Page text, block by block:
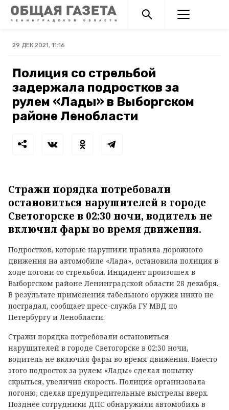
29 ДЕК 2021, 11:16
Полиция со стрельбой
задержала подростков за
рулем «Лады» в Выборгском
районе Ленобласти
Стражи порядка потребовали
остановиться нарушителей в городе
Светогорске в 02:30 ночи, водитель не
включил фары во время движения.
Подростков, которые нарушили правила дорожного
движения на автомобиле «Лада», остановила полиция в
ходе погони со стрельбой. Инцидент произошел в
Выборгском районе Ленинградской области 28 декабря.
В результате применения табельного оружия никто не
пострадал, сообщает пресс-служба ГУ МВД по
Петербургу и Ленобласти.
Стражи порядка потребовали остановиться
нарушителей в городе Светогорске в 02:30 ночи,
водитель не включил фары во время движения. Вместо
этого подросток за рулем «Лады» сделал попытку
скрыться, увеличив скорость. Полиция организовала
погоню, сделав предупредительные выстрелы вверх.
Позднее сотрудники ДПС обнаружили автомобиль в